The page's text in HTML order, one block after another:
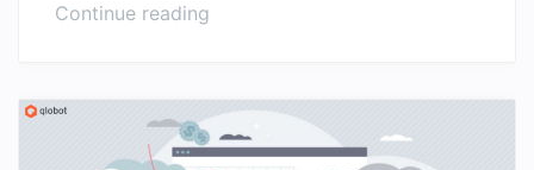
Continue reading
Logo
di
Ratusan